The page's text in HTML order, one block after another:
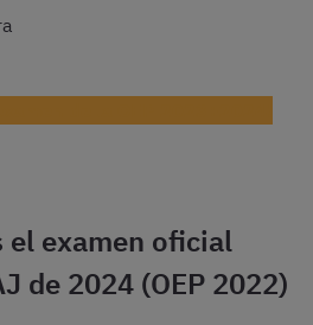
el examen oficial
de 2024 (OEP 2022)